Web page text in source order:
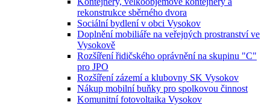
rekonstrukce sběrného dvora
Sociální bydlení v obci Vysokov
Doplnění mobiliáře na veřejných prostranství ve
Vysokově
Rozšíření řidičského oprávnění na skupinu "C"
pro JPO
Rozšíření zázemí a klubovny SK Vysokov
Nákup mobilní buňky pro spolkovou činnost
Komunitní fotovoltaika Vysokov